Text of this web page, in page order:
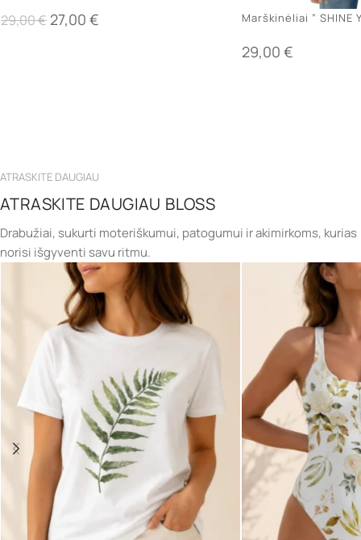
29,00€ 27,00 € Marškinėliai ” SHINE
29,00 €
ATRASKITE DAUGIAU
ATRASKITE DAUGIAU BLOSS
Drabužiai, sukurti moteriškumui, patogumui ir akimirkoms, kurias
norisi išgyventi savu ritmu.